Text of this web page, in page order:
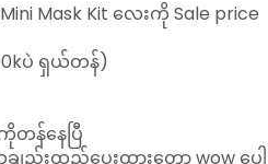
Mask Kit လေးကို Sale price
ပဲ ရှယ်တန်)
တန်နေပြီ
ျည်းထည့်ပေးထားတော့ wow ပေါ့